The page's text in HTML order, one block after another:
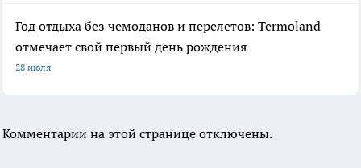
Год отдыха без чемоданов и перелетов: Termoland
отмечает свой первый день рождения
28 июля
Комментарии на этой странице отключены.